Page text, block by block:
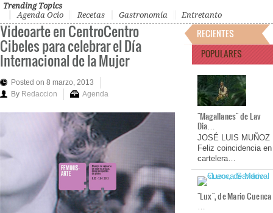
Trending Topics
Agenda Ocio
Recetas Gastronomía Entretanto
Videoarte en CentroCentro
Cibeles para celebrar el Día
Internacional de la Mujer
Posted on 8 marzo, 2013
By Redaccion Agenda
RECIENTES
POPULARES
"Magallanes" de Lav
Dia…
JOSÉ LUIS MUÑOZ
Feliz coincidencia en
cartelera…
"Lux", de Mario Cuenca
…